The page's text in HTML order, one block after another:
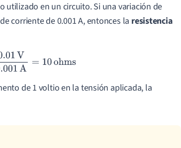
utilizado en un circuito. Si una variación de
corriente de 0.001 A, entonces la resistencia
V0.001 A= 10ohms
de 1 voltio en la tensión aplicada, la